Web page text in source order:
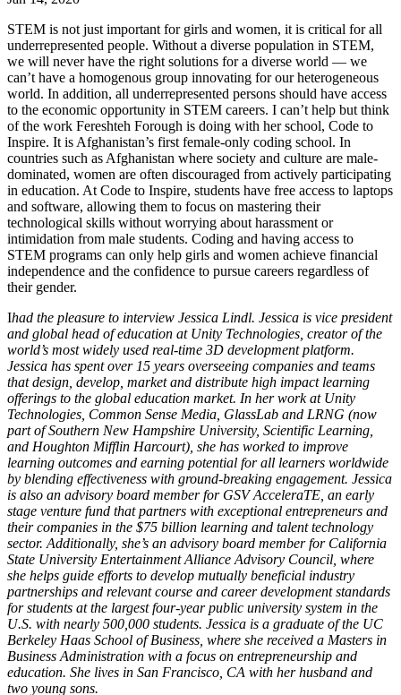
LiveOps
Анализ после запуска и операции с живыми играми
Развивайте
Привлечение пользователей
Будьте замечены и привлекайте мобильных пользователей
Встроенные покупки
Управляйте IAP в магазинах и D2C
Монетизация
Соединяйте игроков с подходящими играми
Рекламируйте с помощью Unity
Монетизируйте с помощью
Unity
Примеры использования
Мобильные игры
Создавайте и развивайте мобильные хиты с Unity
Инди-игры
Выпускайте большие игры с небольшими командами
XR-игры
Запускайте XR-игры на разных платформах
Многопользовательские игры
Упрощенное создание многопользовательских игр
Торговля
Преобразовать опыт в магазине в онлайн-опыт
Автомобильная отрасль
Увеличьте инновации и впечатления в автомобиле
Посмотреть все отрасли
Истории успеха
Истории успеха из реальной жизни
Руководства по лучшим практикам
Советы и хитрости от экспертов
Демонстрационные проекты
Демо-версии, образцы и строительные блоки
Все ресурсы
Что нового
Блог
Обновления, информация и технические советы
Новости
Новости, истории и пресс-центр
Награды Unity
Празднование Unity-креаторов по всему миру
Практические руководства
Практические советы и лучшие практики
Образование
Для студентов
Запустите свою карьеру
Для преподавателей
Улучшите свое преподавание
Лицензия Education Grant
Принесите мощь Unity в ваше учебное заведение
Программы сертификации
Докажите свое мастерство в Unity
STEM is not just important for girls and women, it is critical for all
underrepresented people. Without a diverse population in STEM,
we will never have the right solutions for a diverse world — we
can’t have a homogenous group innovating for our heterogeneous
world. In addition, all underrepresented persons should have access
to the economic opportunity in STEM careers. I can’t help but think
of the work Fereshteh Forough is doing with her school, Code to
Inspire. It is Afghanistan’s first female-only coding school. In
countries such as Afghanistan where society and culture are male-
dominated, women are often discouraged from actively participating
in education. At Code to Inspire, students have free access to laptops
and software, allowing them to focus on mastering their
technological skills without worrying about harassment or
intimidation from male students. Coding and having access to
STEM programs can only help girls and women achieve financial
independence and the confidence to pursue careers regardless of
their gender.
Ihad the pleasure to interview Jessica Lindl. Jessica is vice president
and global head of education at Unity Technologies, creator of the
world’s most widely used real-time 3D development platform.
Jessica has spent over 15 years overseeing companies and teams
that design, develop, market and distribute high impact learning
offerings to the global education market. In her work at Unity
Technologies, Common Sense Media, GlassLab and LRNG (now
part of Southern New Hampshire University, Scientific Learning,
and Houghton Mifflin Harcourt), she has worked to improve
learning outcomes and earning potential for all learners worldwide
by blending effectiveness with ground-breaking engagement. Jessica
is also an advisory board member for GSV AcceleraTE, an early
stage venture fund that partners with exceptional entrepreneurs and
their companies in the $75 billion learning and talent technology
sector. Additionally, she’s an advisory board member for California
State University Entertainment Alliance Advisory Council, where
she helps guide efforts to develop mutually beneficial industry
partnerships and relevant course and career development standards
for students at the largest four-year public university system in the
U.S. with nearly 500,000 students. Jessica is a graduate of the UC
Berkeley Haas School of Business, where she received a Masters in
Business Administration with a focus on entrepreneurship and
education. She lives in San Francisco, CA with her husband and
two young sons.